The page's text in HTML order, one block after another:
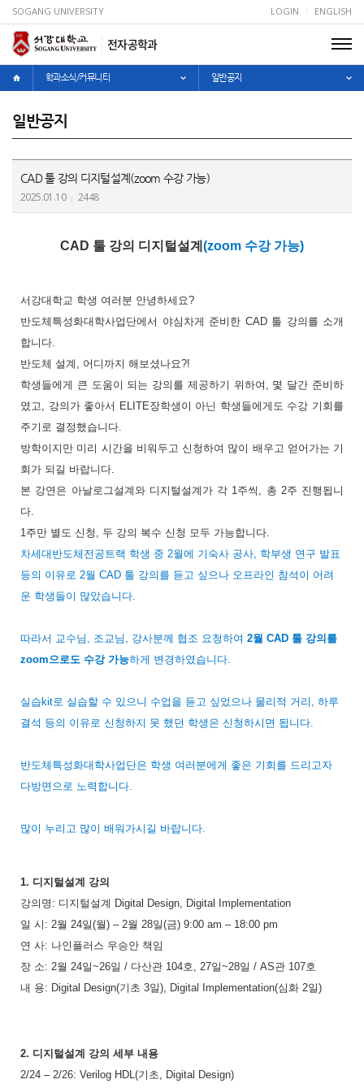
SOGANG UNIVERSITY LOGIN ENGLISH
전자공학과
학과소식/커뮤니티 일반공지
일반공지
CAD 툴 강의 디지털설계(zoom 수강 가능)
2025.01.10 2448
CAD 툴 강의 디지털설계 (zoom 수강 가능)
서강대학교 학생 여러분 안녕하세요?
반도체특성화대학사업단에서 야심차게 준비한 CAD 툴 강의를 소개
합니다.
반도체 설계 , 어디까지 해보셨나요?!
학생들에게 큰 도움이 되는 강의를 제공하기 위하여 , 몇 달간 준비하
였고, 강의가 좋아서 ELITE장학생이 아닌 학생들에게도 수강 기회를
주기로 결정했습니다.
방학이지만 미리 시간을 비워두고 신청하여 많이 배우고 얻어가는 기
회가 되길 바랍니다.
본 강연은 아날로그설계와 디지털설계가 각 1주씩 , 총 2주 진행됩니
다.
1주만 별도 신청 , 두 강의 복수 신청 모두 가능합니다.
차세대반도체전공트랙 학생 중 2월에 기숙사 공사, 학부생 연구 발표
등의 이유로 2월 CAD 툴 강의를 듣고 싶으나 오프라인 참석이 어려
운 학생들이 많았습니다.
따라서 교수님 , 조교님 , 강사분께 협조 요청하여 2월 CAD 툴 강의를
zoom으로도 수강 가능하게 변경하였습니다.
실습 kit로 실습할 수 있으니 수업을 듣고 싶었으나 물리적 거리 , 하루
결석 등의 이유로 신청하지 못 했던 학생은 신청하시면 됩니다.
반도체특성화대학사업단은 학생 여러분에게 좋은 기회를 드리고자
다방면으로 노력합니다.
많이 누리고 많이 배워가시길 바랍니다.
1. 디지털설계 강의
강의명 : 디지털설계 Digital Design, Digital Implementation
일 시 : 2월 24일(월) – 2월 28일(금) 9:00 am – 18:00 pm
연 사: 나인플러스 우승안 책임
장 소: 2월 24일~26일 / 다산관 104호 , 27일~28일 / AS관 107호
내 용: Digital Design(기초 3일), Digital Implementation(심화 2일)
2. 디지털설계 강의 세부 내용
2/24 – 2/26: Verilog HDL(기초 , Digital Design)